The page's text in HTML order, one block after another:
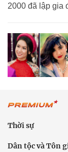
2000 đã lập gia
Thời sự
Dân tộc và Tôn